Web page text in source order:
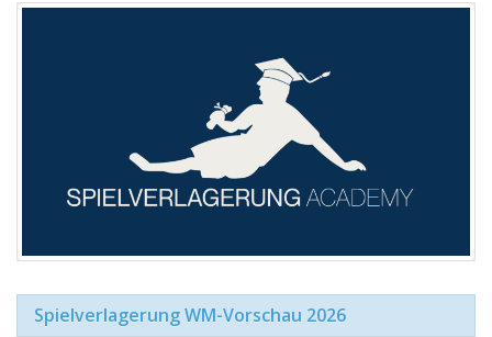
Spielverlagerung WM-Vorschau 2026